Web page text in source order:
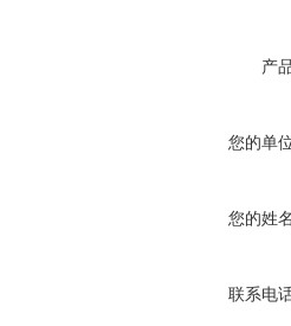
产
您的单
您的姓
联系电